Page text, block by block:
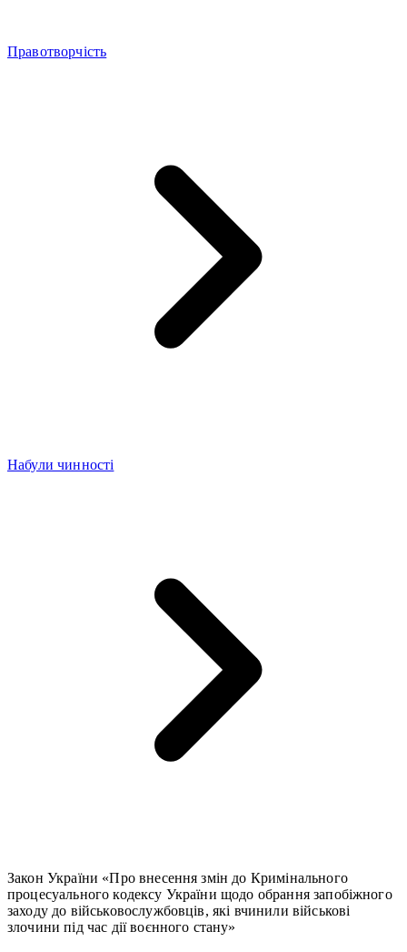
Правотворчість
Набули чинності
Закон України «Про внесення змін до Кримінального
процесуального кодексу України щодо обрання запобіжного
заходу до військовослужбовців, які вчинили військові
злочини під час дії воєнного стану»